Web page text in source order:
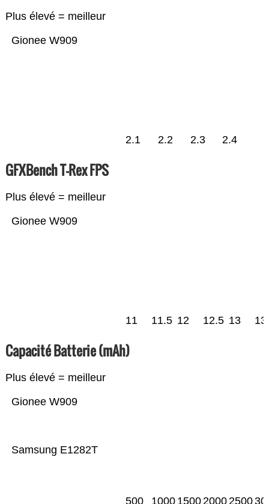
Plus élevé = meilleur
Gionee W909
2.1 2.2 2.3 2.4
GFXBench T-Rex FPS
Plus élevé = meilleur
Gionee W909
11 11.5 12 12.5 13
Capacité Batterie (mAh)
Plus élevé = meilleur
Samsung E1282T
Gionee W909
500 1000 1500 2000 2500